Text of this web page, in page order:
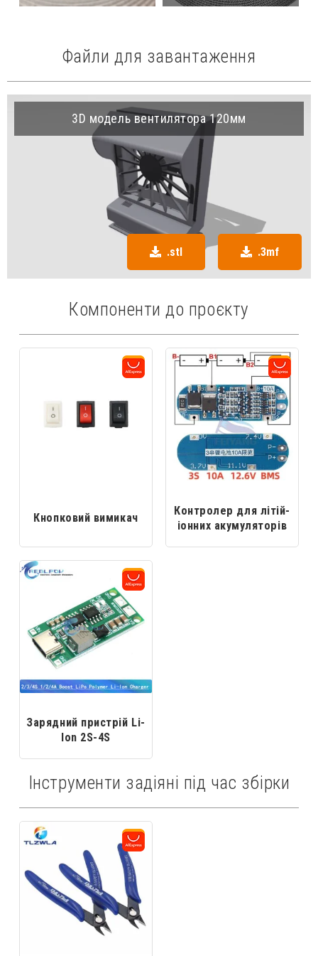
Файли для завантаження
3D модель вентилятора 120мм
.stl .3mf
Компоненти до проєкту
Кнопковий вимикач
Контролер для літій-
іонних акумуляторів
Зарядний пристрій Li-
Ion 2S-4S
Інструменти задіяні під час збірки